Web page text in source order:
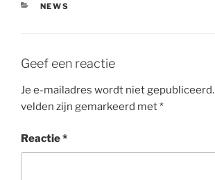
CATEGORIEËN
NEWS
Geef een reactie
Je e-mailadres wordt niet gepubliceerd.
velden zijn gemarkeerd met*
Reactie*